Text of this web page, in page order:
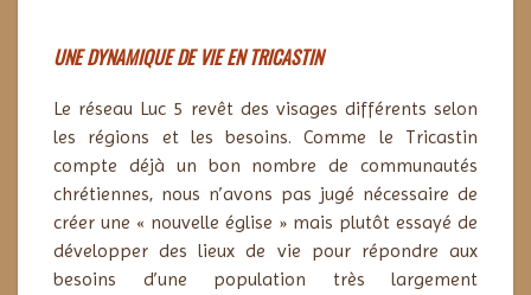
UNE DYNAMIQUE DE VIE EN TRICASTIN
Le réseau Luc 5 revêt des visages différents selon
les régions et les besoins.Comme le Tricastin
compte déjà un bon nombre de communautés
chrétiennes, nous n’avons pas jugé nécessaire de
créer une « nouvelle église » mais plutôt essayé de
développer des lieux de vie pour répondre aux
besoins d’une population très largement